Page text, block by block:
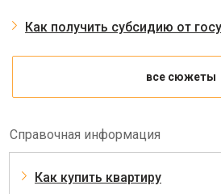
Как получить субсидию от
все сюжеты
Справочная информация
Как купить квартиру